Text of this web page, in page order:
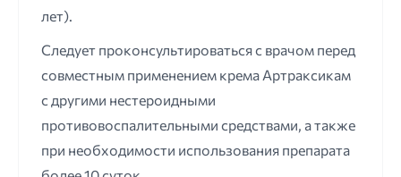
лет).
Следует проконсультироваться с врачом перед
совместным применением крема Артраксикам
с другими нестероидными
противовоспалительными средствами, а также
при необходимости использования препарата